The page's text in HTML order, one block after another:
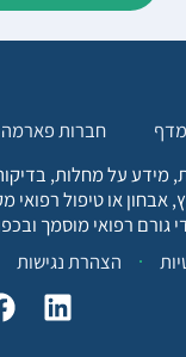
חברות פארמה
מידע על מחלות,
אבחון או טיפול
גורם רפואי מוסמך
הצהרת נגישות